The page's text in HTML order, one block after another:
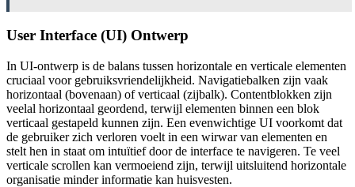
User Interface (UI) Ontwerp
In UI-ontwerp is de balans tussen horizontale en verticale elementen
cruciaal voor gebruiksvriendelijkheid. Navigatiebalken zijn vaak
horizontaal (bovenaan) of verticaal (zijbalk). Contentblokken zijn
veelal horizontaal geordend, terwijl elementen binnen een blok
verticaal gestapeld kunnen zijn. Een evenwichtige UI voorkomt dat
de gebruiker zich verloren voelt in een wirwar van elementen en
stelt hen in staat om intuïtief door de interface te navigeren. Te veel
verticale scrollen kan vermoeiend zijn, terwijl uitsluitend horizontale
organisatie minder informatie kan huisvesten.